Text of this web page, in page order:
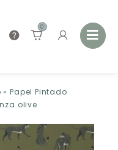
0
»Papel Pintado
olive